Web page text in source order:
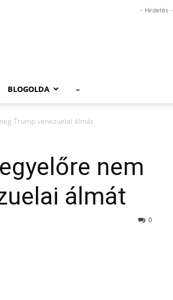
- Hirdetés -
BLOGOLDA –
Trump venezuelai álmát
nem
álmát
0